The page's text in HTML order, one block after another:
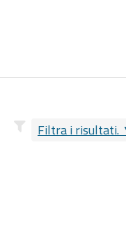
Filtra i risultati.